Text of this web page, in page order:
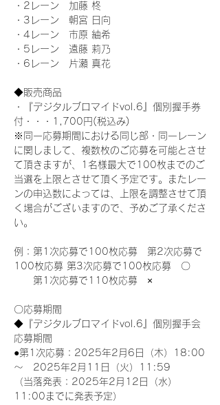
・2レーン　加藤 柊
・3レーン　朝宮 日向
・4レーン　市原 紬希
・5レーン　遠藤 莉乃
・6レーン　片瀬 真花
◆販売商品
・『デジタルブロマイドvol.6』個別握手券
付・・・1,700円(税込み)
※同一応募期間における同じ部・同一レーン
に関しまして、複数枚のご応募を可能とさせ
て頂きますが、1名様最大で100枚までのご
当選を上限とさせて頂く予定です。またレー
ンの申込数によっては、上限を調整させて頂
く場合がございますので、予めご了承くださ
い。
例：第1次応募で100枚応募　第2次応募で
100枚応募 第3次応募で100枚応募　〇
第1次応募で110枚応募　×
〇応募期間
◆『デジタルブロマイドvol.6』個別握手会
応募期間
●第1次応募：2025年2月6日（木）18:00
～　2025年2月11日（火）11:59
（当落発表：2025年2月12日（水）
11:00までに発表予定）